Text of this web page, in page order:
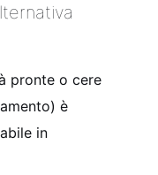
pronte o cere
è
in